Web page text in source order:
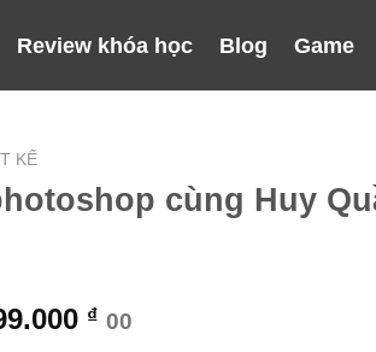
Review khóa học Blog Game
KẾ
cùng Huy
₫Giá
00